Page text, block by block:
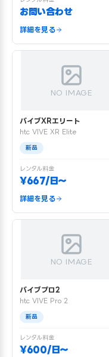
お問い合わせ
詳細を見る
NO IMAGE
バイブXRエリート
htc VIVE XR Elite
新品
レンタル料金
¥667/日〜
詳細を見る
NO IMAGE
バイブプロ2
htc VIVE Pro 2
新品
レンタル料金
¥600/日〜